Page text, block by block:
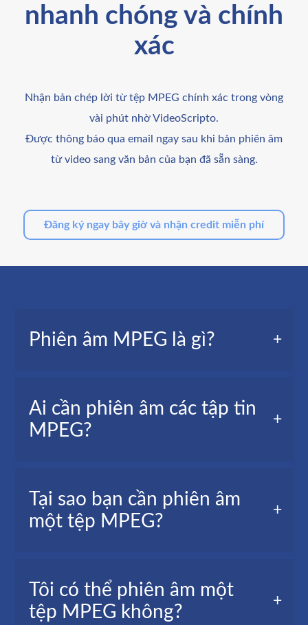
nhanh chóng và chính
xác
Nhận bản chép lời từ tệp MPEG chính xác trong vòng
vài phút nhờ VideoScripto.
Được thông báo qua email ngay sau khi bản phiên âm
từ video sang văn bản của bạn đã sẵn sàng.
Đăng ký ngay bây giờ và nhận credit miễn phí
Phiên âm MPEG là gì?
Phiên âm MPEG, còn được gọi là phiên âm
video, là bản chép lại các từ được nói trong tệp
video của bạn.
Ai cần phiên âm các tập tin
MPEG?
Nhà báo, người làm video, cá nhân, sinh viên, v.v.
Tại sao bạn cần phiên âm
một tệp MPEG?
Việc chuyển MPEG thành văn bản rất hữu ích
trong các trường hợp nhất định, như:
Tôi có thể phiên âm một
tệp MPEG không?